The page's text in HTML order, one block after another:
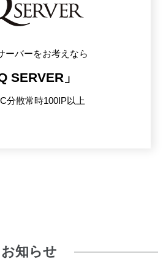
ーバーをお考えなら
SERVER」
分散常時100IP以上
お知らせ